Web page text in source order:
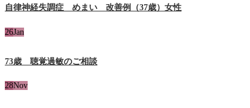
自律神経失調症 めまい 改善例（37歳）女性
26Jan
73歳 聴覚過敏のご相談
28Nov